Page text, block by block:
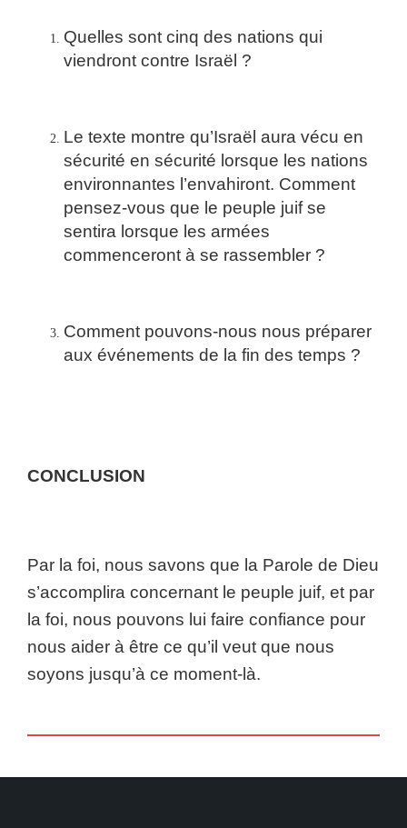
Quelles sont cinq des nations qui
viendront contre Israël ?
Le texte montre qu’Israël aura vécu en
sécurité en sécurité lorsque les nations
environnantes l’envahiront. Comment
pensez-vous que le peuple juif se
sentira lorsque les armées
commenceront à se rassembler ?
Comment pouvons-nous nous préparer
aux événements de la fin des temps ?
CONCLUSION
Par la foi, nous savons que la Parole de Dieu
s’accomplira concernant le peuple juif, et par
la foi, nous pouvons lui faire confiance pour
nous aider à être ce qu’il veut que nous
soyons jusqu’à ce moment-là.